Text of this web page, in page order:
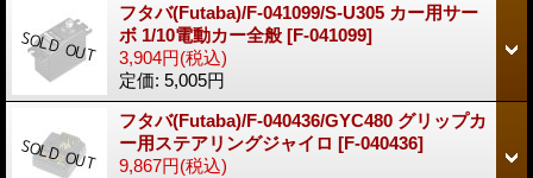
フタバ(Futaba)/F-041099/S-U305 カー用サー
ボ 1/10電動カー全般 [F-041099]
3,904円(税込)
定価: 5,005円
フタバ(Futaba)/F-040436/GYC480 グリップカ
ー用ステアリングジャイロ [F-040436]
9,867円(税込)